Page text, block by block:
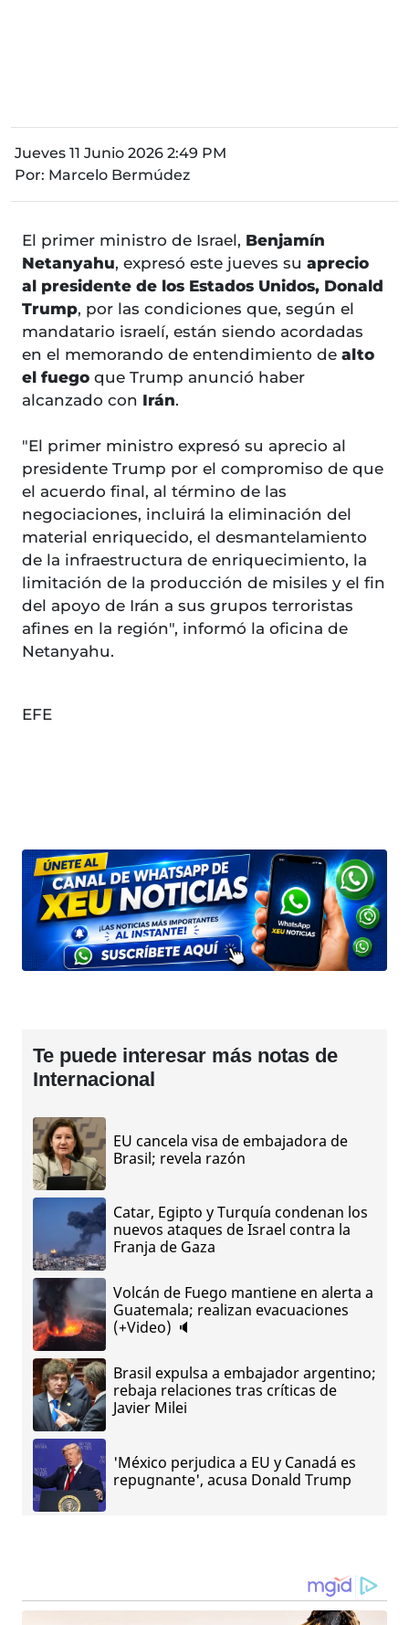
Jueves 11 Junio 2026 2:49 PM
Por: Marcelo Bermúdez
El primer ministro de Israel, Benjamín
Netanyahu, expresó este jueves su aprecio
al presidente de los Estados Unidos, Donald
Trump, por las condiciones que, según el
mandatario israelí, están siendo acordadas
en el memorando de entendimiento de alto
el fuego que Trump anunció haber
alcanzado con Irán.
"El primer ministro expresó su aprecio al
presidente Trump por el compromiso de que
el acuerdo final, al término de las
negociaciones, incluirá la eliminación del
material enriquecido, el desmantelamiento
de la infraestructura de enriquecimiento, la
limitación de la producción de misiles y el fin
del apoyo de Irán a sus grupos terroristas
afines en la región", informó la oficina de
Netanyahu.
EFE
Te puede interesar más notas de
Internacional
EU cancela visa de embajadora de
Brasil; revela razón
Catar, Egipto y Turquía condenan los
nuevos ataques de Israel contra la
Franja de Gaza
Volcán de Fuego mantiene en alerta a
Guatemala; realizan evacuaciones
(+Video) 🔈
Brasil expulsa a embajador argentino;
rebaja relaciones tras críticas de
Javier Milei
'México perjudica a EU y Canadá es
repugnante', acusa Donald Trump